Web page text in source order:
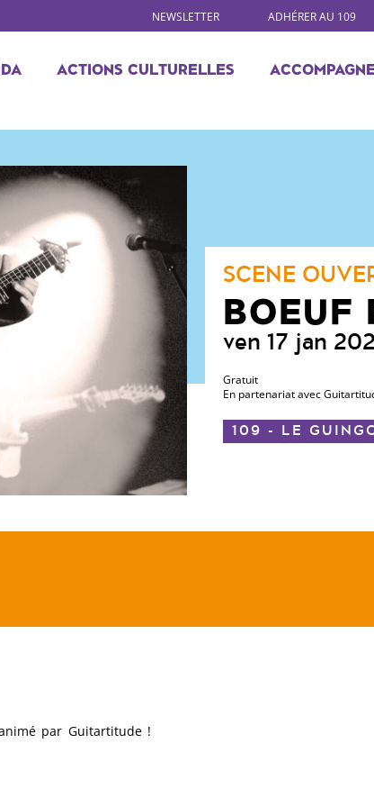
NEWSLETTER ADHÉRER AU 109
ACTIONS CULTURELLES
SCENE
BOEUF
ven 17 jan
Gratuit
En partenariat avec
109 - LE
par Guitartitude !